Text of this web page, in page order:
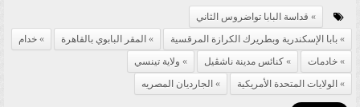
قداسة البابا تواضروس الثاني
بابا الإسكندرية وبطريرك الكرازة المرقسية
المقر البابوي بالقاهرة
خدام
خادمات
كنائس مدينة ناشڤيل
ولاية تينسي
الولايات المتحدة الأمريكية
الجارديان المصريه